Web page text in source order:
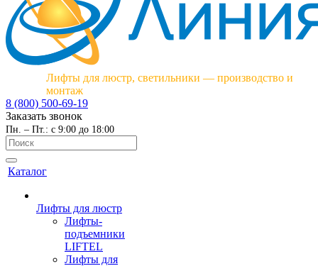
Лифты для люстр, светильники — производство и
монтаж
8 (800) 500-69-19
Заказать звонок
Пн. – Пт.: с 9:00 до 18:00
Каталог
Лифты для люстр
Лифты-
подъемники
LIFTEL
Лифты для